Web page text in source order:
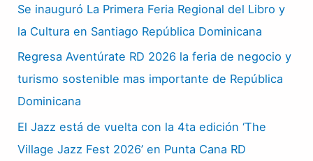
Se inauguró La Primera Feria Regional del Libro y
la Cultura en Santiago República Dominicana
Regresa Aventúrate RD 2026 la feria de negocio y
turismo sostenible mas importante de República
Dominicana
El Jazz está de vuelta con la 4ta edición ‘The
Village Jazz Fest 2026’ en Punta Cana RD